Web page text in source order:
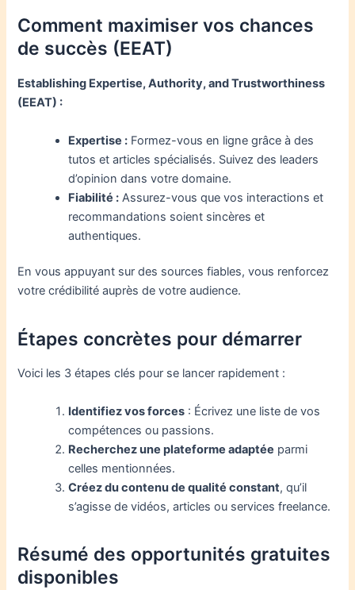
Comment maximiser vos chances
de succès (EEAT)
Establishing Expertise, Authority, and Trustworthiness
(EEAT) :
Expertise : Formez-vous en ligne grâce à des
tutos et articles spécialisés. Suivez des leaders
d’opinion dans votre domaine.
Fiabilité : Assurez-vous que vos interactions et
recommandations soient sincères et
authentiques.
En vous appuyant sur des sources fiables, vous renforcez
votre crédibilité auprès de votre audience.
Étapes concrètes pour démarrer
Voici les 3 étapes clés pour se lancer rapidement :
Identifiez vos forces : Écrivez une liste de vos
compétences ou passions.
Recherchez une plateforme adaptée parmi
celles mentionnées.
Créez du contenu de qualité constant, qu’il
s’agisse de vidéos, articles ou services freelance.
Résumé des opportunités gratuites
disponibles